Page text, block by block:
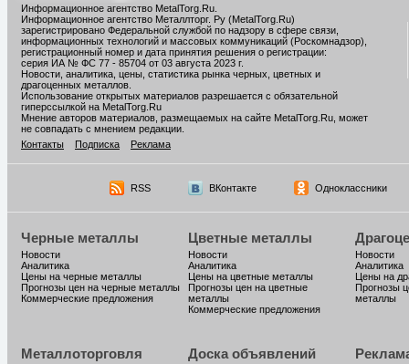
Информационное агентство MetalTorg.Ru
Информационное агентство Металлторг. Ру (MetalTorg.Ru)
зарегистрировано Федеральной службой по надзору в сфере связи,
информационных технологий и массовых коммуникаций (Роскомнадзор),
регистрационный номер и дата принятия решения о регистрации:
серия ИА № ФС 77 - 85704 от 03 августа 2023 г.
Новости, аналитика, цены, статистика рынка черных, цветных и
драгоценных металлов.
Использование открытых материалов разрешается с обязательной
гиперссылкой на MetalTorg.Ru
Мнение авторов материалов, размещаемых на сайте MetalTorg.Ru, может
не совпадать с мнением редакции.
Контакты
Подписка Реклама
RSS ВКонтакте Одноклассники
Черные металлы
Новости
Аналитика
Цены на черные металлы
Прогнозы цен на черные металлы
Коммерческие предложения
Цветные металлы
Новости
Аналитика
Цены на цветные металлы
Прогнозы цен на цветные
металлы
Коммерческие предложения
Новости
Аналитика
Цены на
Прогнозы
металлы
Металлоторговля Доска объявлений